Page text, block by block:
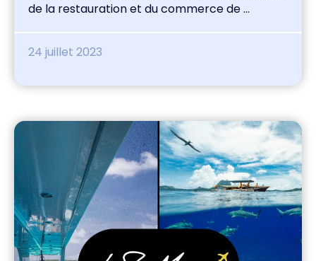
de la restauration et du commerce de ...
24 juillet 2023